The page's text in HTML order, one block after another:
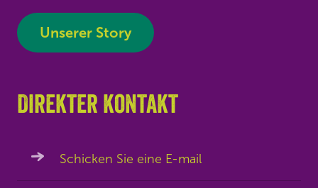
Unserer Story
Direkter kontakt
Schicken Sie eine E-mail